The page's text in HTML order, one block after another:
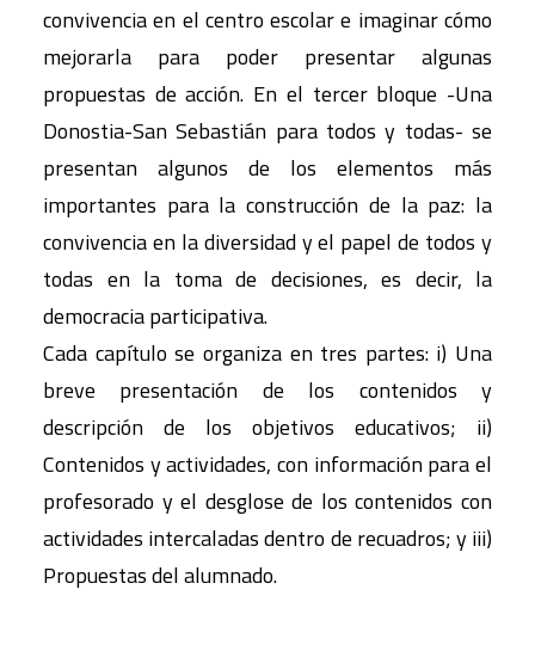
convivencia en el centro escolar e imaginar cómo
mejorarla para poder presentar algunas
propuestas de acción. En el tercer bloque -Una
Donostia-San Sebastián para todos y todas- se
presentan algunos de los elementos más
importantes para la construcción de la paz: la
convivencia en la diversidad y el papel de todos y
todas en la toma de decisiones, es decir, la
democracia participativa.
Cada capítulo se organiza en tres partes: i) Una
breve presentación de los contenidos y
descripción de los objetivos educativos; ii)
Contenidos y actividades, con información para el
profesorado y el desglose de los contenidos con
actividades intercaladas dentro de recuadros; y iii)
Propuestas del alumnado.